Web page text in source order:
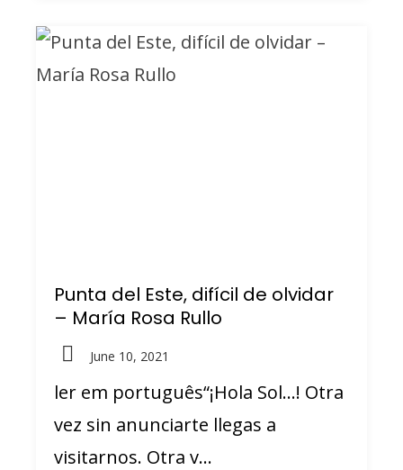
Punta del Este, difícil de olvidar
– María Rosa Rullo
June 10, 2021
ler em português“¡Hola Sol…! Otra
vez sin anunciarte llegas a
visitarnos. Otra v...